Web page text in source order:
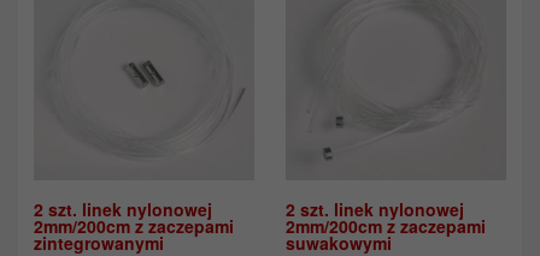
2 szt. linek nylonowej
2mm/200cm z zaczepami
zintegrowanymi
2 szt. linek nylonowej
2mm/200cm z zaczepami
suwakowymi